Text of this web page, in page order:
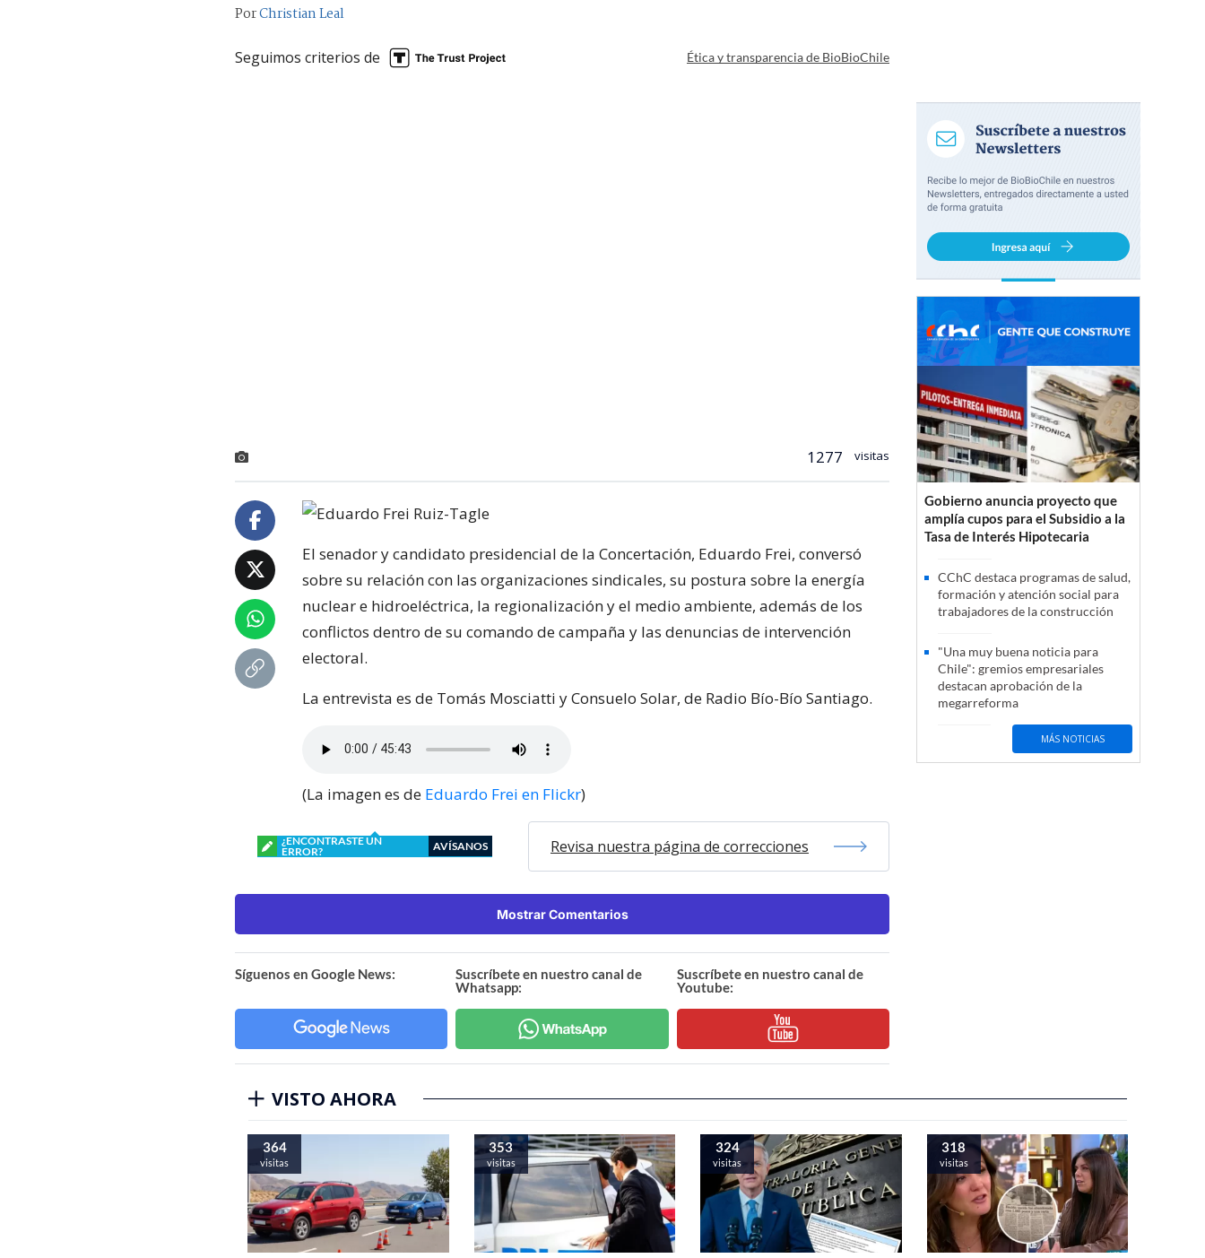
PorChristian Leal
Seguimos criterios de Ética y transparencia de BioBioChile
1277 visitas
El senador y candidato presidencial de la Concertación, Eduardo Frei, conversó
sobre su relación con las organizaciones sindicales, su postura sobre la energía
nuclear e hidroeléctrica, la regionalización y el medio ambiente, además de los
conflictos dentro de su comando de campaña y las denuncias de intervención
electoral.
La entrevista es de Tomás Mosciatti y Consuelo Solar, de Radio Bío-Bío Santiago.
(La imagen es de Eduardo Frei en Flickr)
¿ENCONTRASTE UN
ERROR?
AVÍSANOS Revisa nuestra página de correcciones
Mostrar Comentarios
Síguenos en Google News:
Suscríbete en nuestro canal de
Whatsapp:
Suscríbete en nuestro canal de
Youtube:
Gobierno anuncia proyecto que
amplía cupos para el Subsidio a la
Tasa de Interés Hipotecaria
CChC destaca programas de salud,
formación y atención social para
trabajadores de la construcción
"Una muy buena noticia para
Chile": gremios empresariales
destacan aprobación de la
megarreforma
MÁS NOTICIAS
VISTO AHORA
364
visitas
353
visitas
324
visitas
318
visitas